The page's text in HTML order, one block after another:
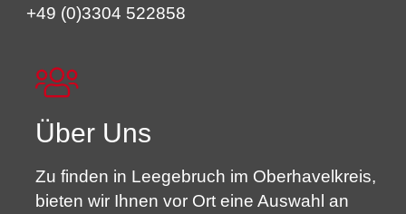
+49 (0)3304 522858
Über Uns
Zu finden in Leegebruch im Oberhavelkreis,
bieten wir Ihnen vor Ort eine Auswahl an